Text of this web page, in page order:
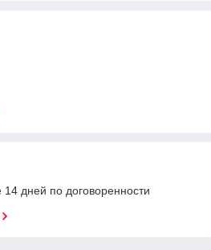
14 дней по договоренности